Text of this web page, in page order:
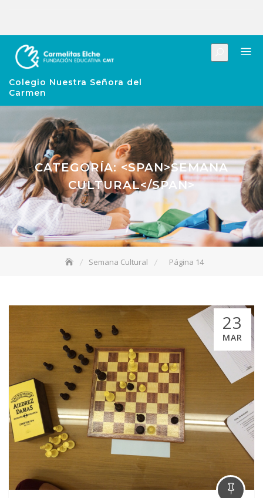
Colegio Nuestra Señora del
Carmen
CATEGORÍA: <SPAN>SEMANA
CULTURAL</SPAN>
Semana Cultural Página 14
23
MAR